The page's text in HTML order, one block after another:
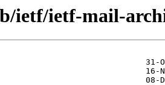
ietf/ietf-mail-